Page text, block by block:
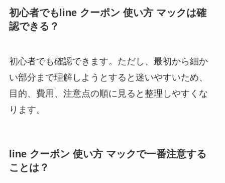
初心者でもline クーポン 使い方 マックは確
認できる？
初心者でも確認できます。ただし、最初から細か
い部分まで理解しようとすると迷いやすいため、
目的、費用、注意点の順に見ると整理しやすくな
ります。
line クーポン 使い方 マックで一番注意する
ことは？